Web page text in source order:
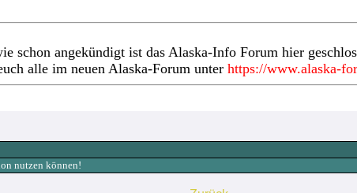
schon angekündigt ist das Alaska-Info Forum hier
alle im neuen Alaska-Forum unter https://www.alaska-
nutzen können!